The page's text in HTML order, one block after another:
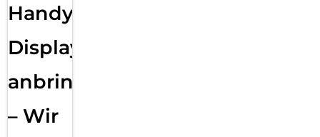
Handy
Displayfolie
anbringen
– Wir